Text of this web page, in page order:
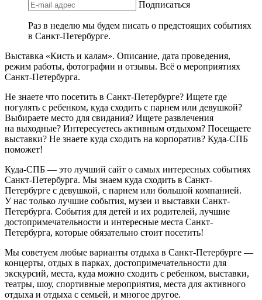
Подписаться
Раз в неделю мы будем писать о предстоящих событиях
в Санкт-Петербурге.
Выставка «Кисть и калам». Описание, дата проведения,
режим работы, фотографии и отзывы. Всё о мероприятиях
Санкт-Петербурга.
Не знаете что посетить в Санкт-Петербурге? Ищете где
погулять с ребенком, куда сходить с парнем или девушкой?
Выбираете место для свидания? Ищете развлечения
на выходные? Интересуетесь активным отдыхом? Посещаете
выставки? Не знаете куда сходить на корпоратив? Куда-СПБ
поможет!
Куда-СПБ — это лучший сайт о самых интересных событиях
Санкт-Петербурга. Мы знаем куда сходить в Санкт-
Петербурге с девушкой, с парнем или большой компанией.
У нас только лучшие события, музеи и выставки Санкт-
Петербурга. События для детей и их родителей, лучшие
достопримечательности и интересные места Санкт-
Петербурга, которые обязательно стоит посетить!
Мы советуем любые варианты отдыха в Санкт-Петербурге —
концерты, отдых в парках, достопримечательности для
экскурсий, места, куда можно сходить с ребенком, выставки,
театры, шоу, спортивные мероприятия, места для активного
отдыха и отдыха с семьей, и многое другое.